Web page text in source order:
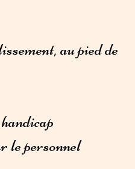
au pied de
le personnel